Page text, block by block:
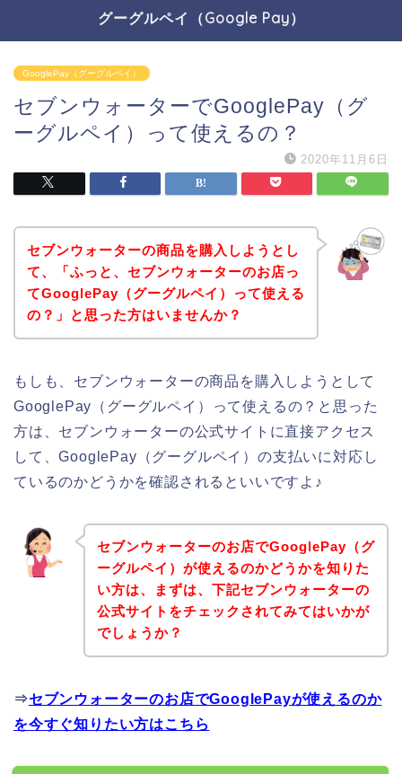
グーグルペイ（Google Pay）
GooglePay（グーグルペイ）
セブンウォーターでGooglePay（グ
ーグルペイ）って使えるの？
2020年11月6日
セブンウォーターの商品を購入しようとし
て、「ふっと、セブンウォーターのお店っ
てGooglePay（グーグルペイ）って使える
の？」と思った方はいませんか？
もしも、セブンウォーターの商品を購入しようとして
GooglePay（グーグルペイ）って使えるの？と思った
方は、セブンウォーターの公式サイトに直接アクセス
して、GooglePay（グーグルペイ）の支払いに対応し
ているのかどうかを確認されるといいですよ♪
セブンウォーターのお店でGooglePay（グ
ーグルペイ）が使えるのかどうかを知りた
い方は、まずは、下記セブンウォーターの
公式サイトをチェックされてみてはいかが
でしょうか？
⇒セブンウォーターのお店でGooglePayが使えるのか
を今すぐ知りたい方はこちら